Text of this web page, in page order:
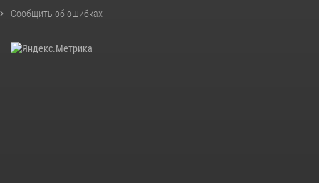
Сообщить об ошибках